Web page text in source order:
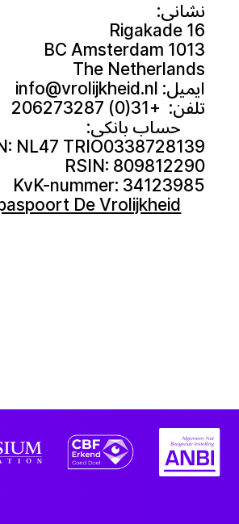
نشانی:
Rigakade 16
1013 BC Amsterdam
The Netherlands
ایمیل: info@vrolijkheid.nl
تلفن: +31(0) 206273287
حساب بانکی:
NL47 TRIO0338728139
RSIN: 809812290
KvK-nummer: 34123985
De Vrolijkheid